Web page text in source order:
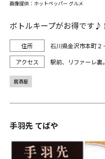
ボトルキープがお得です♪
石川県金沢市本町
駅前、リファーレ裏
画像提供：ホットペッパー グルメ
居酒屋
手羽先 てばや